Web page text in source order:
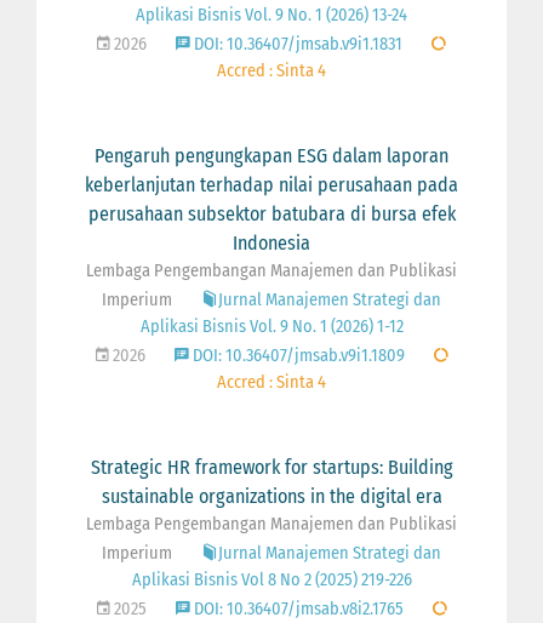
Aplikasi Bisnis Vol. 9 No. 1 (2026) 13-24
2026
DOI: 10.36407/jmsab.v9i1.1831
Accred : Sinta 4
Pengaruh pengungkapan ESG dalam laporan
keberlanjutan terhadap nilai perusahaan pada
perusahaan subsektor batubara di bursa efek
Indonesia
Lembaga Pengembangan Manajemen dan Publikasi
Imperium
Jurnal Manajemen Strategi dan
Aplikasi Bisnis Vol. 9 No. 1 (2026) 1-12
2026
DOI: 10.36407/jmsab.v9i1.1809
Accred : Sinta 4
Strategic HR framework for startups: Building
sustainable organizations in the digital era
Lembaga Pengembangan Manajemen dan Publikasi
Imperium
Jurnal Manajemen Strategi dan
Aplikasi Bisnis Vol 8 No 2 (2025) 219-226
2025
DOI: 10.36407/jmsab.v8i2.1765